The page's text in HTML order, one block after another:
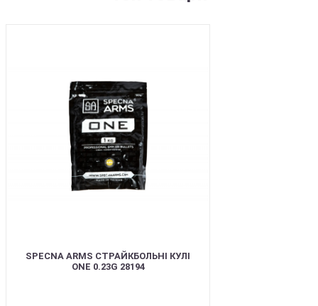
SPECNA ARMS СТРАЙКБОЛЬНІ КУЛІ
ONE 0.23G 28194